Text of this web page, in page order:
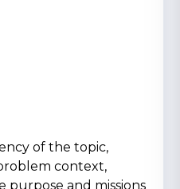
of the topic,
context,
purpose and missions